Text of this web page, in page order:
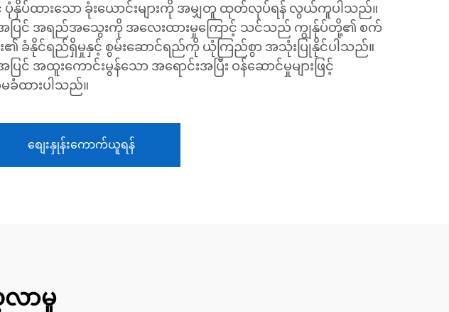
င့် ပုံနှိပ်ထားသော ခုံးယောင်းများကို အမျှတူ ထုတ်လုပ်ရန် လွယ်ကူပါသည်။
ြင် အရည်အသွေးကို အလေးထားမှုကြောင့် သင်သည် ကျွန်ုပ်တို့၏ စက်
း၏ ခံနိုင်ရည်ရှိမှုနှင့် စွမ်းဆောင်ရည်ကို ယုံကြည်စွာ အသုံးပြုနိုင်ပါသည်။
ြင် အထူးကောင်းမွန်သော အရောင်းအပြီး ဝန်ဆောင်မှုများဖြင့်
ခံထားပါသည်။
စျေးနှုန်းကောက်ယူရန်
လာမှု